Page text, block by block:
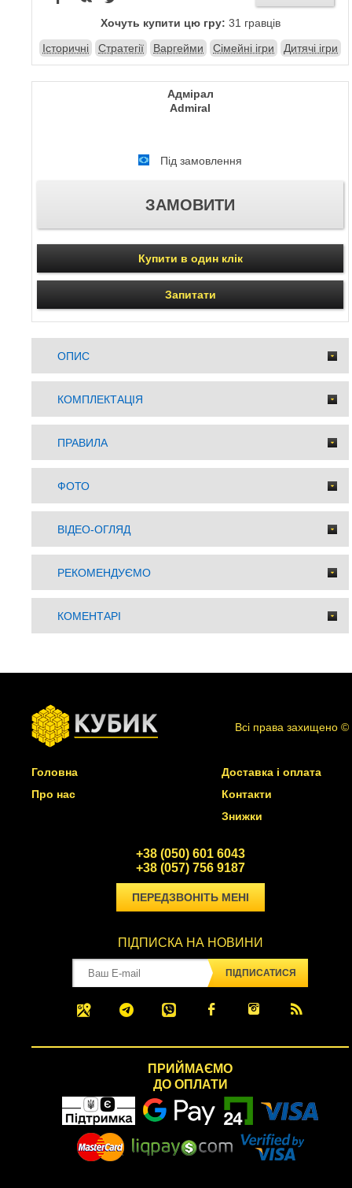
Хочуть купити цю гру: 31 гравців
Історичні
Стратегії Варгейми Сімейні ігри Дитячі ігри
Адмірал
Admiral
Під замовлення
Купити в один клік
Запитати
ОПИС
КОМПЛЕКТАЦІЯ
ПРАВИЛА
ФОТО
ВІДЕО-ОГЛЯД
РЕКОМЕНДУЄМО
КОМЕНТАРІ
Всі права захищено ©
Головна
Про нас
Доставка і оплата
Контакти
Знижки
+38 (050) 601 6043
+38 (057) 756 9187
ПЕРЕДЗВОНІТЬ МЕНІ
ПІДПИСКА НА НОВИНИ
ПІДПИСАТИСЯ
ПРИЙМАЄМО
ДО ОПЛАТИ